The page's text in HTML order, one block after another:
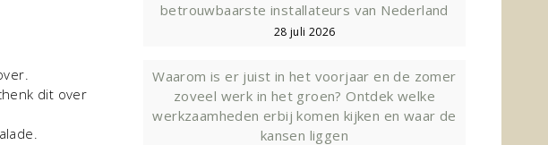
dit over
betrouwbaarste installateurs van Nederland
28 juli 2026
Waarom is er juist in het voorjaar en de zomer
zoveel werk in het groen? Ontdek welke
werkzaamheden erbij komen kijken en waar de
kansen liggen